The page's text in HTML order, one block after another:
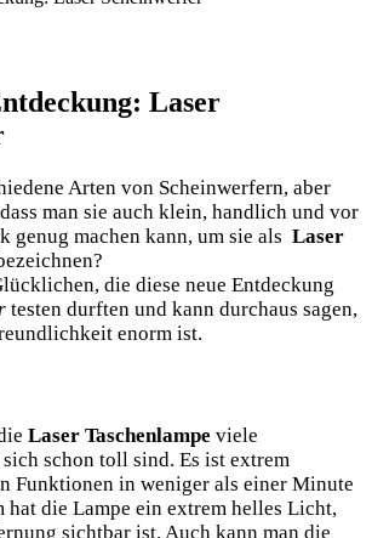
Laser
Arten von Scheinwerfern, aber
man⁢ sie auch klein, handlich ‌und ⁢vor
genug machen kann, um sie⁢ als
Laser
die diese neue Entdeckung
testen ​durften und ​kann durchaus sagen, ​
enorm ist.
Laser Taschenlampe viele
schon ​toll sind. Es ist extrem​
Funktionen in weniger als‍ einer Minute
hat die Lampe⁣ ein extrem helles⁢ Licht,
sichtbar ist. Auch kann man die